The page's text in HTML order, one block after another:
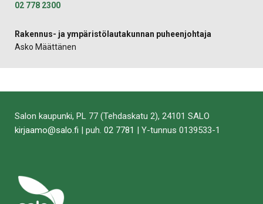
02 778 2300
Rakennus- ja ympäristölautakunnan puheenjohtaja
Asko Määttänen
Salon kaupunki, PL 77 (Tehdaskatu 2), 24101 SALO
kirjaamo@salo.fi | puh. 02 7781 | Y-tunnus 0139533-1